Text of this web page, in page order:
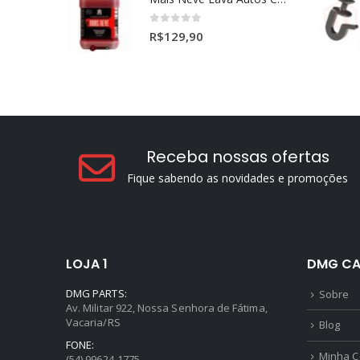
0out of 5
R$129,90
Receba nossas ofertas
Fique sabendo as novidades e promoções
LOJA 1
DMG PARTS:
Av. Militar 922, Nossa Senhora de Fátima,
Vacaria/RS
FONE:
DMG
Sobre
Blog